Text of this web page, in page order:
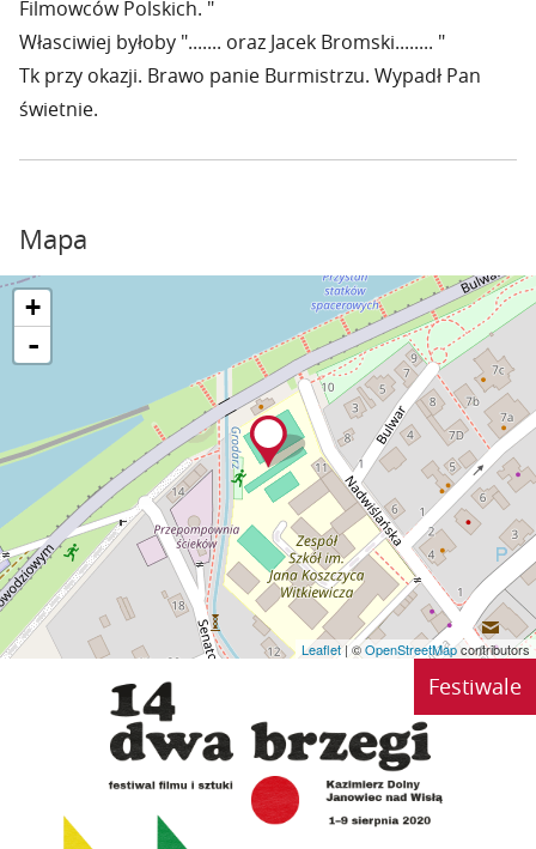
Filmowców Polskich. "
Własciwiej byłoby "....... oraz Jacek Bromski........ "
Tk przy okazji. Brawo panie Burmistrzu. Wypadł Pan
świetnie.
Mapa
+
-
Leaflet| ©OpenStreetMapcontributors
Festiwale